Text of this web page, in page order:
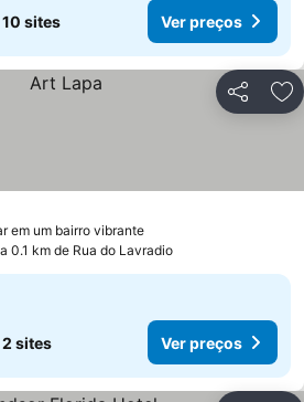
10 sites Ver preços
Partilhar
em um bairro vibrante
a 0.1 km de Rua do Lavradio
2 sites Ver preços